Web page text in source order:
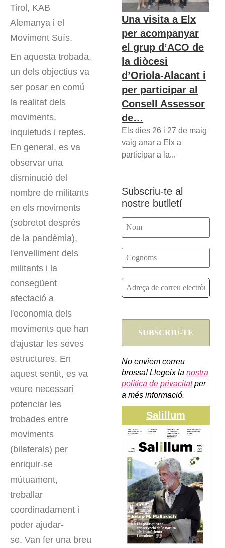
Tirol, KAB
Alemanya i el
Moviment Suís.
En aquesta trobada,
un dels objectius va
ser posar en comú
la realitat dels
moviments,
inquietuds i reptes.
En general, es va
observar una
disminució del
nombre de militants
en els moviments
(sobretot després
de la pandèmia),
l'envelliment dels
militants i la
consegüent
afectació a
l'economia dels
moviments que han
d'ajustar les seves
estructures. En
aquest sentit, es va
veure necessari
potenciar les
trobades entre
moviments
(bilaterals) per
enriquir-se
mútuament,
treballar
coordinadament i
poder ajudar-
se. Van fer una breu
Una visita a Elx
per acompanyar
el grup d’ACO de
la diòcesi
d’Oriola-Alacant i
per participar al
Consell Assessor
de…
Els dies 26 i 27 de maig
vaig anar a Elx a
participar a la...
Subscriu-te al
nostre butlletí
No enviem correu
brossa! Llegeix lanostra
política de privacitatper
a més informació.
Salillum